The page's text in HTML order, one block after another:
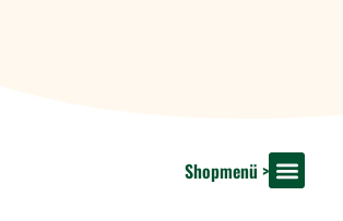
Shopmenü >